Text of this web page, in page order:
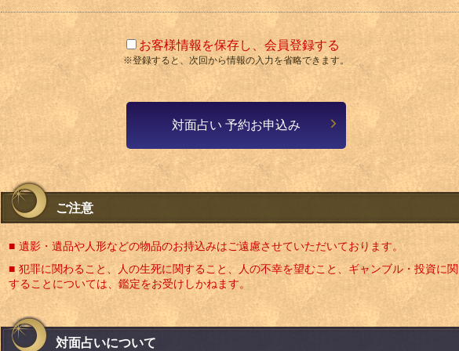
お客様情報を保存し、会員登録する
※登録すると、次回から情報の入力を省略できます。
対面占い 予約お申込み
ご注意
遺影・遺品や人形などの物品のお持込みはご遠慮させていただいております。
犯罪に関わること、人の生死に関すること、人の不幸を望むこと、ギャンブル・投資に関
することについては、鑑定をお受けしかねます。
対面占いについて